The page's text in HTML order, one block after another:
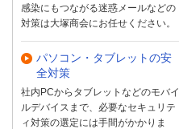
感染にもつながる迷惑メールなどの
対策は大塚商会にお任せください。
パソコン・タブレットの安
全対策
社内PCからタブレットなどのモバイ
ルデバイスまで、必要なセキュリテ
ィ対策の選定には手間がかかりま